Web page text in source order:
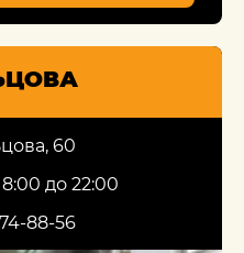
60
до 22:00
88-56